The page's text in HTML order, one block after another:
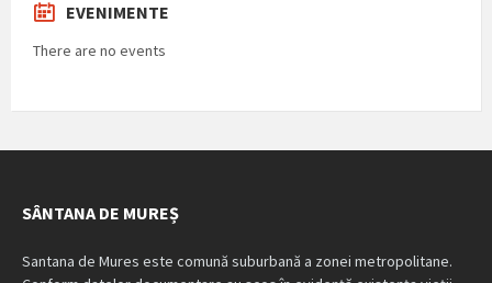
EVENIMENTE
There are no events
SÂNTANA DE MUREȘ
Santana de Mures este comună suburbană a zonei metropolitane.